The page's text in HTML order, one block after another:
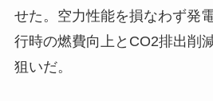
せた。空力性能を損なわず発
行時の燃費向上とCO2排出削
狙いだ。